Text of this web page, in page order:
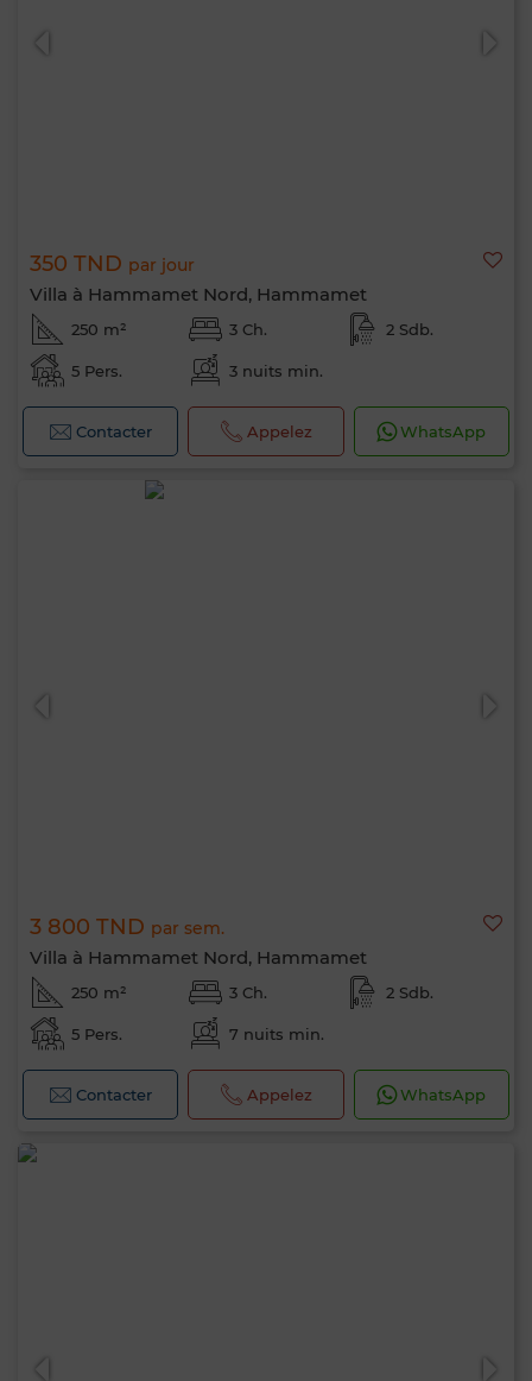
350 TND par jour
Villa à Hammamet Nord, Hammamet
250 m² 3 Ch. 2 Sdb.
5 Pers. 3 nuits min.
Contacter Appelez WhatsApp
3 800 TND par sem.
Villa à Hammamet Nord, Hammamet
250 m² 3 Ch. 2 Sdb.
5 Pers. 7 nuits min.
Contacter Appelez WhatsApp